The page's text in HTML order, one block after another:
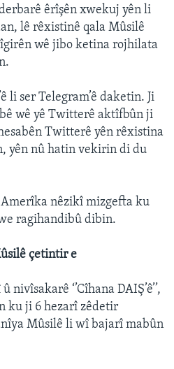
derbarê êrîşên xwekuj yên li
lê rêxistinê qala Mûsilê
wê jibo ketina rojhilata
li ser Telegram’ê daketin. Ji
wê yê Twitterê aktîfbûn ji
Twitterê yên rêxistina
yên nû hatin vekirin di du
nêzikî mizgefta ku
ragihandibû dibin.
çetintir e
‘’Cîhana DAIŞ’ê’’,
ku ji 6 hezarî zêdetir
Mûsilê li wî bajarî mabûn